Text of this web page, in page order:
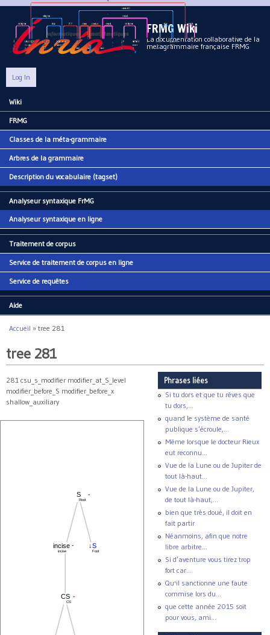
Aller au contenu principal
FRMG Wiki
La documentation collaborative de la
metagrammaire française FRMG
Log In
Main menu
Wiki
FRMG
Classes de la méta-grammaire
Arbres de la grammaire
Description du vocabulaire (tagset)
Analyseur syntaxique FrMG
Analyseur syntaxique en ligne
Traitement de corpus
Service de traitement de corpus en ligne
Service de requêtes
Aide
Vous êtes ici
Accueil » tree 281
tree 281
281 csu_s_modifier modifier_at_S_level
modifier_before_S modifier_before_x
shallow_auxiliary
↓S
Foot
CS
CS
-
incise
incise
-
S
Root
-
Phrases liées
Si tu dors et que tu rêves que
tu dors,...
quand le système de santé
publique s’écroule,...
Même lorsque le docteur Rieux
eut reconnu...
Vue de la Lune ou de Jupiter de
tout là-haut...
Vue de la Lune ou de Jupiter,
de tout là-haut,...
bien que très doué, il doit en
fait partir
Néanmoins, afin que notre
libre arbitre...
Si d’aventure vous tirez trop
fort car...
Qu'il sanctionne une faute
commise lors du...
que cette année 2015 soit
pour vous, ami...